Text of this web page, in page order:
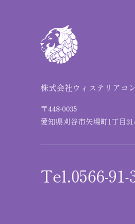
株式会社ウィステリアコ
〒448-0035
愛知県刈谷市矢場町1丁目
Tel.0566-91-